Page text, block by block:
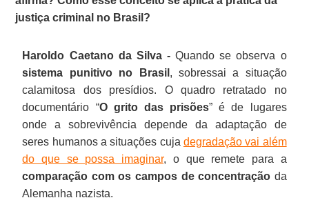
justiça criminal no Brasil?
Haroldo Caetano da Silva - Quando se observa o
sistema punitivo no Brasil , sobressai a situação
calamitosa dos presídios. O quadro retratado no
documentário “O grito das prisões” é de lugares
onde a sobrevivência depende da adaptação de
seres humanos a situações cuja degradação vai além
do que se possa imaginar, o que remete para a
comparação com os campos de concentração da
Alemanha nazista.